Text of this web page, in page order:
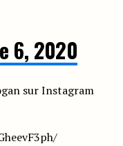
6, 2020
sur Instagram